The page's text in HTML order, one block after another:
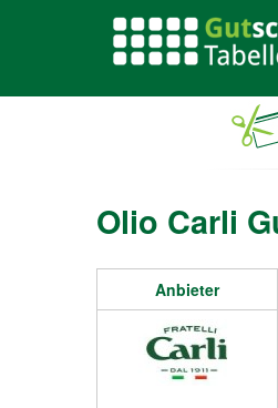
Olio Carli
Anbieter